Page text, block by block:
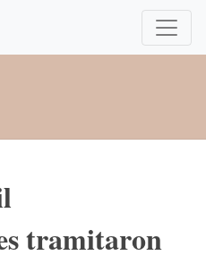
tramitaron